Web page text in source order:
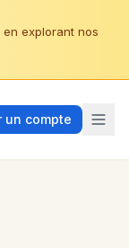
explorant nos
un compte